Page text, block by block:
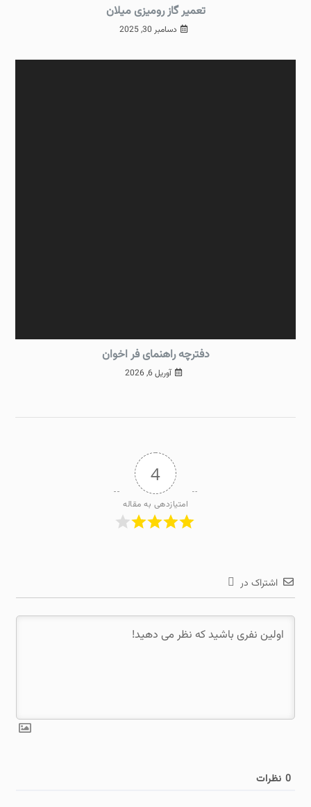
تعمیر گاز رومیزی میلان
دسامبر 30, 2025
دفترچه راهنمای فر اخوان
آوریل 6, 2026
4
امتیازدهی به مقاله
اشتراک در
0 نظرات